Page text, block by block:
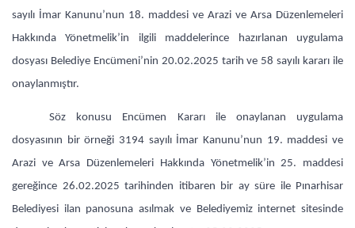
sayılı İmar Kanunu’nun 18. maddesi ve Arazi ve Arsa Düzenlemeleri
Hakkında Yönetmelik’in ilgili maddelerince hazırlanan uygulama
dosyası Belediye Encümeni’nin 20.02.2025 tarih ve 58 sayılı kararı ile
onaylanmıştır.
Söz konusu Encümen Kararı ile onaylanan uygulama
dosyasının bir örneği 3194 sayılı İmar Kanunu’nun 19. maddesi ve
Arazi ve Arsa Düzenlemeleri Hakkında Yönetmelik’in 25. maddesi
gereğince 26.02.2025 tarihinden itibaren bir ay süre ile Pınarhisar
Belediyesi ilan panosuna asılmak ve Belediyemiz internet sitesinde